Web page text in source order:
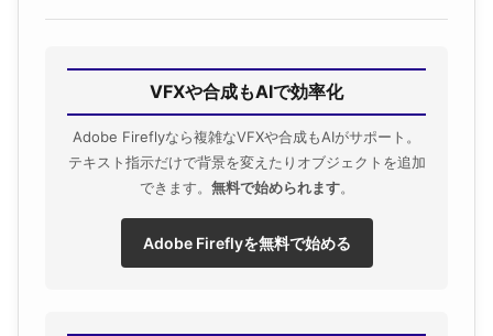
VFXや合成もAIで効率化
Adobe Fireflyなら複雑なVFXや合成もAIがサポート。
テキスト指示だけで背景を変えたりオブジェクトを追加
できます。 無料で始められます。
Adobe Fireflyを無料で始める